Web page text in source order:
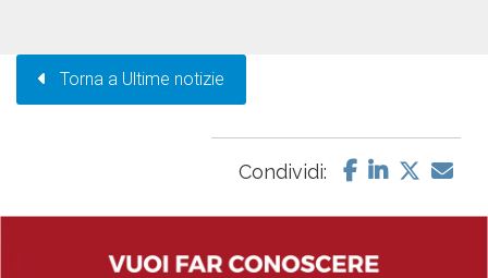
Torna a Ultime notizie
Condividi: